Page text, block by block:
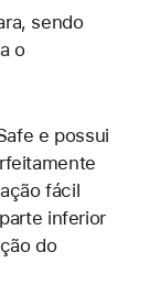
sendo
o
e possui
fácil
inferior
do